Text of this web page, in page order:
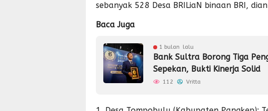
sebanyak 528 Desa BRILiaN binaan BRI,
Baca Juga
1 bulan lalu
Bank Sultra Borong Tiga
Sepekan, Bukti Kinerja Solid
112 Vritta